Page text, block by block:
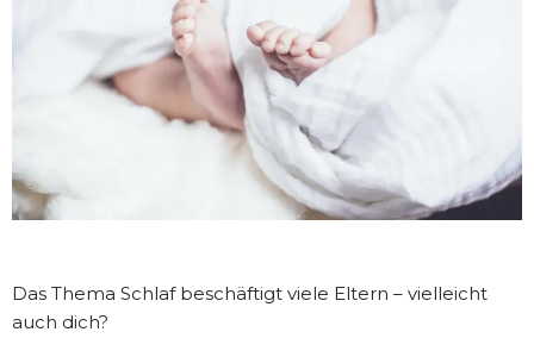
Das Thema Schlaf beschäftigt viele Eltern – vielleicht
auch dich?